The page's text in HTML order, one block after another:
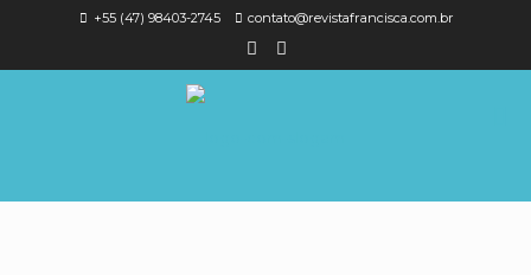
+55 (47) 98403-2745 contato@revistafrancisca.com.br